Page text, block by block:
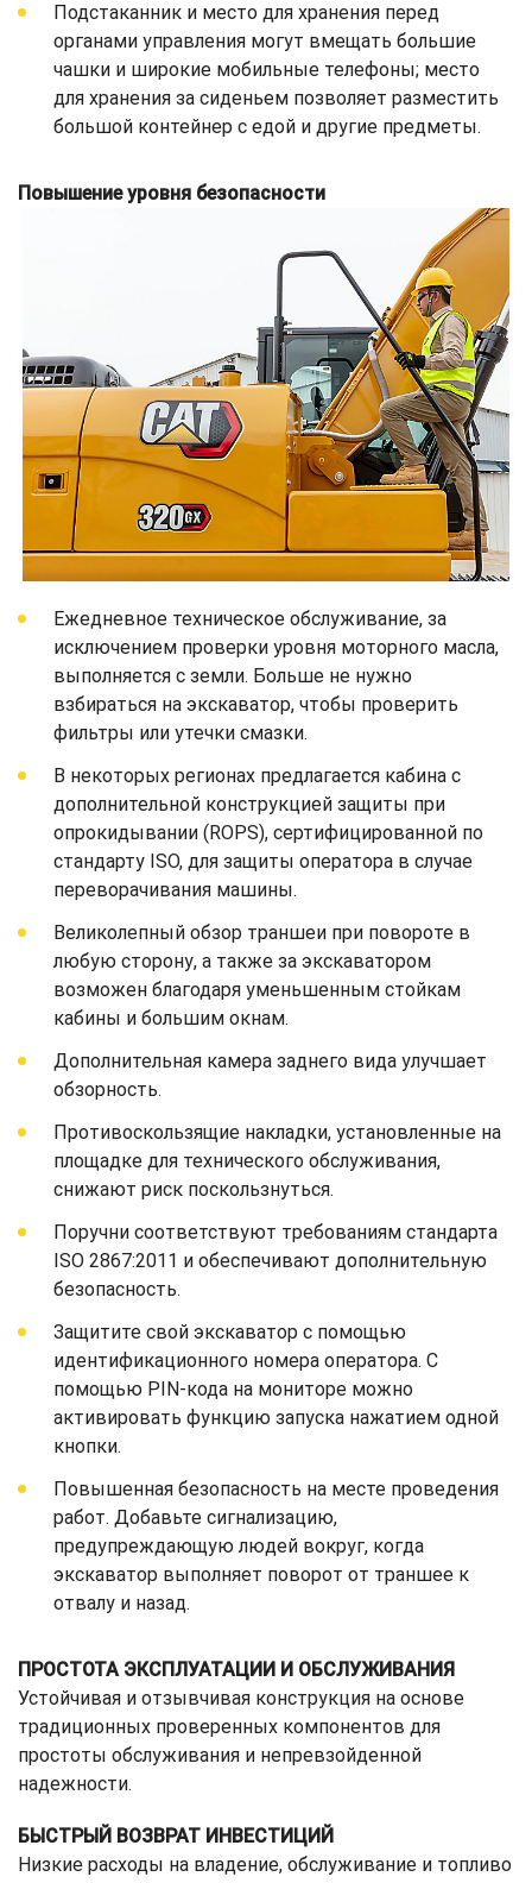
Подстаканник и место для хранения перед
органами управления могут вмещать большие
чашки и широкие мобильные телефоны; место
для хранения за сиденьем позволяет разместить
большой контейнер с едой и другие предметы.
Повышение уровня безопасности
Ежедневное техническое обслуживание, за
исключением проверки уровня моторного масла,
выполняется с земли. Больше не нужно
взбираться на экскаватор, чтобы проверить
фильтры или утечки смазки.
В некоторых регионах предлагается кабина с
дополнительной конструкцией защиты при
опрокидывании (ROPS), сертифицированной по
стандарту ISO, для защиты оператора в случае
переворачивания машины.
Великолепный обзор траншеи при повороте в
любую сторону, а также за экскаватором
возможен благодаря уменьшенным стойкам
кабины и большим окнам.
Дополнительная камера заднего вида улучшает
обзорность.
Противоскользящие накладки, установленные на
площадке для технического обслуживания,
снижают риск поскользнуться.
Поручни соответствуют требованиям стандарта
ISO 2867:2011 и обеспечивают дополнительную
безопасность.
Защитите свой экскаватор с помощью
идентификационного номера оператора. С
помощью PIN-кода на мониторе можно
активировать функцию запуска нажатием одной
кнопки.
Повышенная безопасность на месте проведения
работ. Добавьте сигнализацию,
предупреждающую людей вокруг, когда
экскаватор выполняет поворот от траншее к
отвалу и назад.
ПРОСТОТА ЭКСПЛУАТАЦИИ И ОБСЛУЖИВАНИЯ
Устойчивая и отзывчивая конструкция на основе
традиционных проверенных компонентов для
простоты обслуживания и непревзойденной
надежности.
БЫСТРЫЙ ВОЗВРАТ ИНВЕСТИЦИЙ
Низкие расходы на владение, обслуживание и топливо